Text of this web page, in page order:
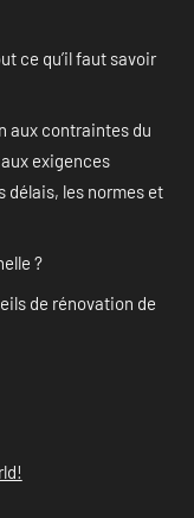
ce qu’il faut savoir
aux contraintes du
exigences
délais, les normes et
?
de rénovation de